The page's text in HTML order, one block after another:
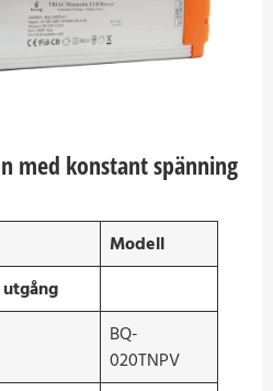
med konstant spänning
Modell
BQ-
020TNPV